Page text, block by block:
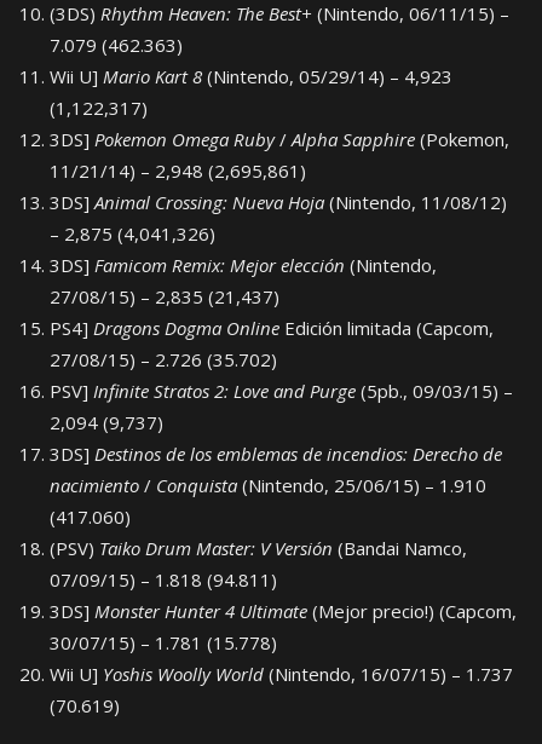
(3DS) Rhythm Heaven: The Best+ (Nintendo, 06/11/15) –
7.079 (462.363)
Wii U] Mario Kart 8 (Nintendo, 05/29/14) – 4,923
(1,122,317)
3DS] Pokemon Omega Ruby/Alpha Sapphire (Pokemon,
11/21/14) – 2,948 (2,695,861)
3DS]Animal Crossing: Nueva Hoja (Nintendo, 11/08/12)
– 2,875 (4,041,326)
3DS] Famicom Remix: Mejor elección (Nintendo,
27/08/15) – 2,835 (21,437)
PS4] Dragons Dogma Online Edición limitada (Capcom,
27/08/15) – 2.726 (35.702)
PSV] Infinite Stratos 2: Love and Purge (5pb., 09/03/15) –
2,094 (9,737)
3DS] Destinos de los emblemas de incendios: Derecho de
nacimiento / Conquista (Nintendo, 25/06/15) – 1.910
(417.060)
(PSV) Taiko Drum Master: V Versión (Bandai Namco,
07/09/15) – 1.818 (94.811)
3DS] Monster Hunter 4 Ultimate (Mejor precio!) (Capcom,
30/07/15) – 1.781 (15.778)
Wii U] Yoshis Woolly World (Nintendo, 16/07/15) – 1.737
(70.619)